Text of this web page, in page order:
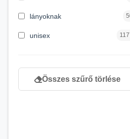
lányoknak
unisex
Összes szűrő törlése